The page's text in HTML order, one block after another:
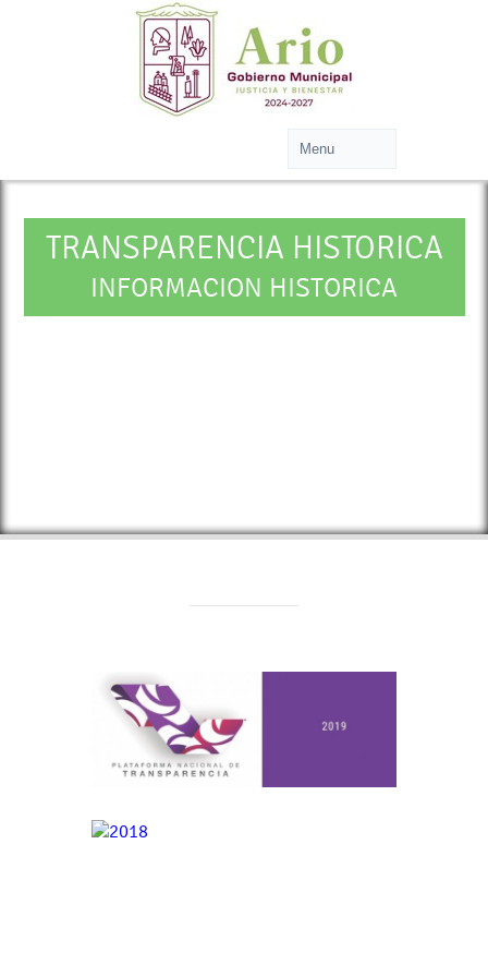
TRANSPARENCIA HISTORICA
INFORMACION HISTORICA